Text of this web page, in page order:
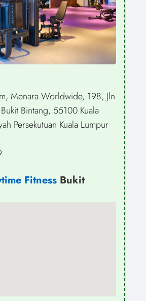
Menara Worldwide, 198, Jln
Bintang, 55100 Kuala
Persekutuan Kuala Lumpur
Fitness Bukit